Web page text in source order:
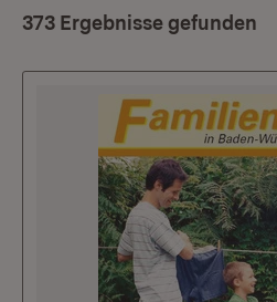
373 Ergebnisse gefunden